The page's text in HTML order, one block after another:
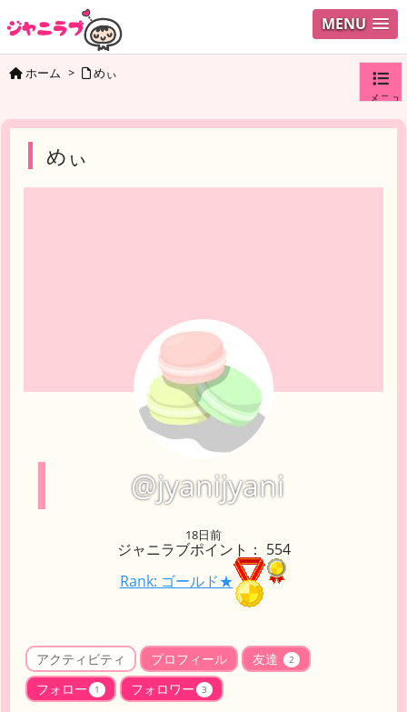
MENU
メニュ
ホーム > めぃ
めぃ
@jyanijyani
18日前
ジャニラブポイント： 554
Rank: ゴールド★
アクティビティ プロフィール 友達 2
フォロー 1 フォロワー 3